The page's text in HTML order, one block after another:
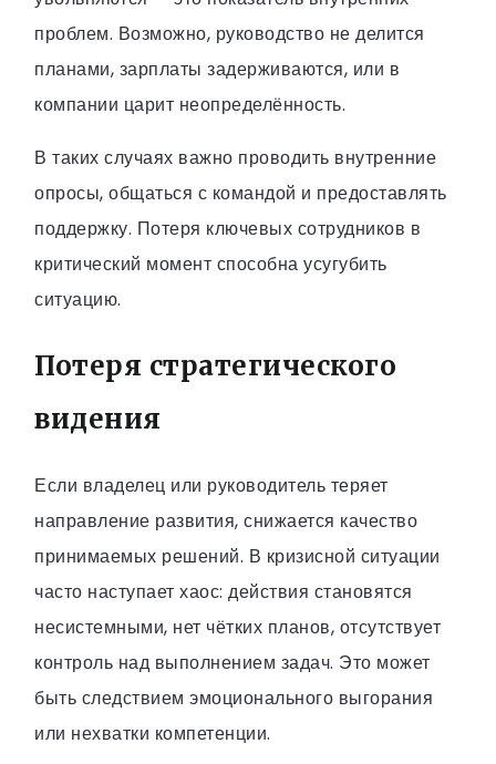
проблем. Возможно, руководство не делится
планами, зарплаты задерживаются, или в
компании царит неопределённость.
В таких случаях важно проводить внутренние
опросы, общаться с командой и предоставлять
поддержку. Потеря ключевых сотрудников в
критический момент способна усугубить
ситуацию.
Потеря стратегического
видения
Если владелец или руководитель теряет
направление развития, снижается качество
принимаемых решений. В кризисной ситуации
часто наступает хаос: действия становятся
несистемными, нет чётких планов, отсутствует
контроль над выполнением задач. Это может
быть следствием эмоционального выгорания
или нехватки компетенции.